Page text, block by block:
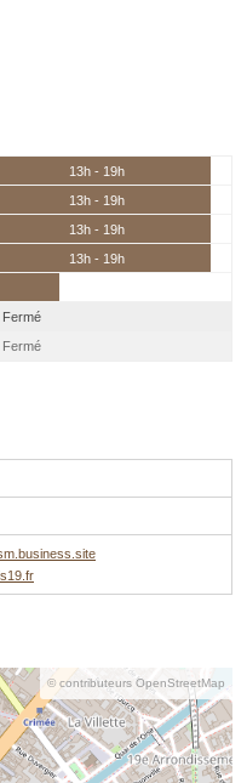
13h - 19h
13h - 19h
13h - 19h
13h - 19h
Fermé
Fermé
© contributeurs OpenStreetMap